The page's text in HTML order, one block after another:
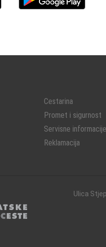
Cestarina
Promet i sigurnost
Servisne informacije
Reklamacija
Ulica